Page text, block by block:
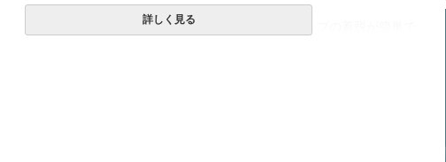
ます。
2ヶ所スリット入り。（布団を入れた状態でもスナップの着脱が簡単で
詳しく見る